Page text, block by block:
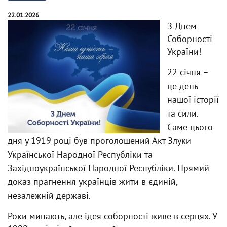
22.01.2026
З Днем
Соборності
України!
22 січня –
це день
нашої історії
та сили.
Саме цього
дня у 1919 році був проголошений Акт Злуки
Української Народної Республіки та
Західноукраїнської Народної Республіки. Прямий
доказ прагнення українців жити в єдиній,
незалежній державі.
Роки минають, але ідея соборності живе в серцях. У